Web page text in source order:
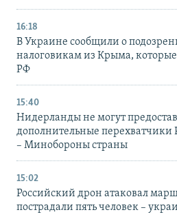
16:18
В Украине сообщили о
налоговикам из Крыма,
РФ
15:40
Нидерланды не могут
дополнительные перехватчики
– Минобороны страны
15:02
Российский дрон атаковал
пострадали пять человек –